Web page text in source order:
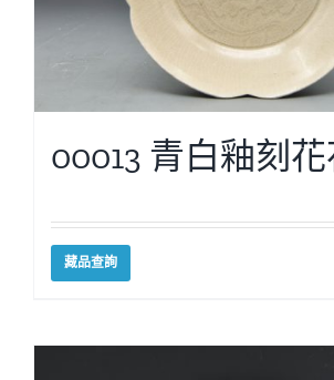
00013 青白釉刻
藏品查詢